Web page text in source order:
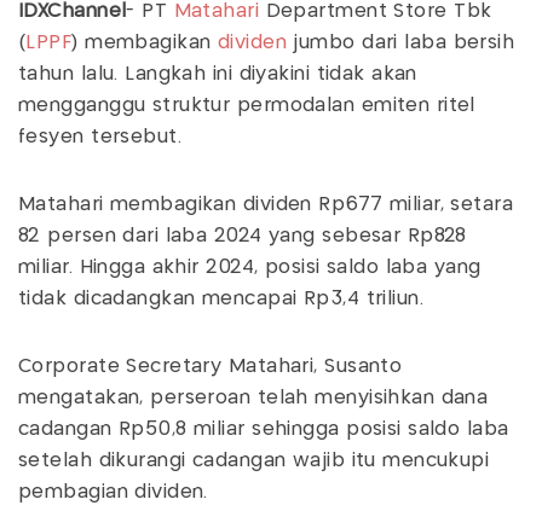
IDXChannel- PT Matahari Department Store Tbk
( LPPF) membagikan dividen jumbo dari laba bersih
tahun lalu. Langkah ini diyakini tidak akan
mengganggu struktur permodalan emiten ritel
fesyen tersebut.
Matahari membagikan dividen Rp677 miliar, setara
82 persen dari laba 2024 yang sebesar Rp828
miliar. Hingga akhir 2024, posisi saldo laba yang
tidak dicadangkan mencapai Rp3,4 triliun.
Corporate Secretary Matahari, Susanto
mengatakan, perseroan telah menyisihkan dana
cadangan Rp50,8 miliar sehingga posisi saldo laba
setelah dikurangi cadangan wajib itu mencukupi
pembagian dividen.